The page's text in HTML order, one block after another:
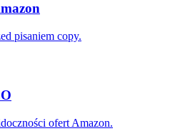
pisaniem copy.
ofert Amazon.